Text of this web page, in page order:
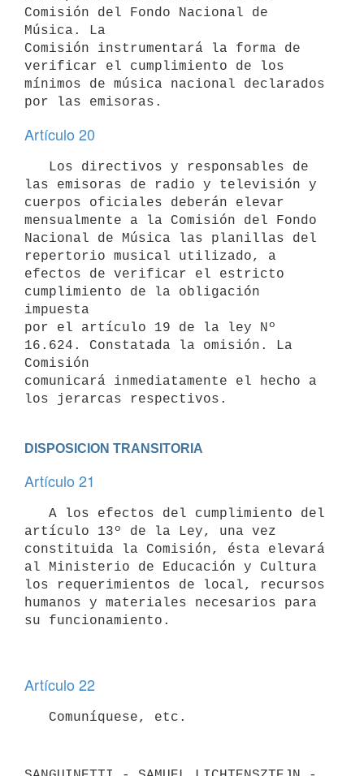
Comisión del Fondo Nacional de
Música. La
Comisión instrumentará la forma de
verificar el cumplimiento de los
mínimos de música nacional declarados
Artículo 20
las emisoras de radio y televisión y
cuerpos oficiales deberán elevar
mensualmente a la Comisión del Fondo
Nacional de Música las planillas del
repertorio musical utilizado, a
efectos de verificar el estricto
cumplimiento de la obligación
impuesta
por el artículo 19 de la ley Nº
16.624. Constatada la omisión. La
Comisión
comunicará inmediatamente el hecho a
DISPOSICION TRANSITORIA
Artículo 21
artículo 13º de la Ley, una vez
constituida la Comisión, ésta elevará
al Ministerio de Educación y Cultura
los requerimientos de local, recursos
humanos y materiales necesarios para
Artículo 22